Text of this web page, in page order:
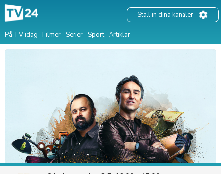
På TV idag Filmer Serier Sport Artiklar
Ställ in dina kanaler